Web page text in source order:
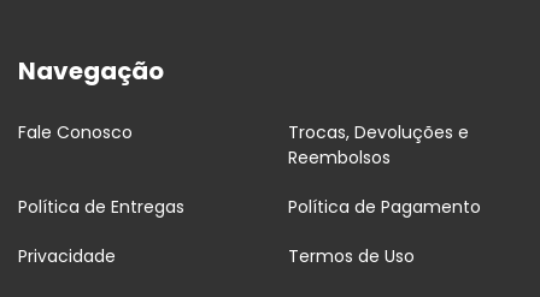
Navegação
Fale Conosco
Trocas, Devoluções e
Reembolsos
Política de Entregas Política de Pagamento
Privacidade Termos de Uso